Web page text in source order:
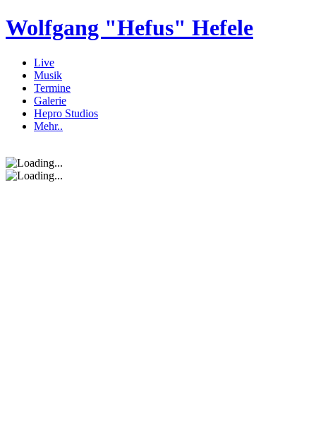
Wolfgang "Hefus" Hefele
Live
Musik
Termine
Galerie
Hepro Studios
Mehr..